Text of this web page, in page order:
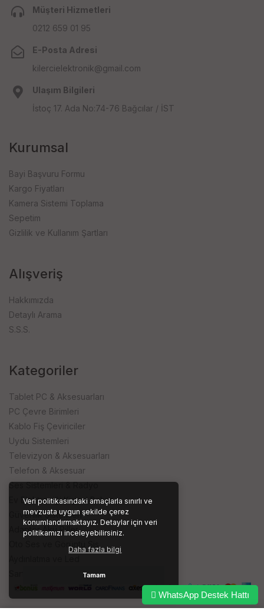
Veri politikasındaki amaçlarla sınırlı ve
mevzuata uygun şekilde çerez
konumlandırmaktayız. Detaylar için veri
politikamızı inceleyebilirsiniz.
Daha fazla bilgi
Tamam
Müşteri Hizmetleri
0212 659 01 95
E-Posta Adresi
kilercielektronik@gmail.com
Ulaşım Bilgileri
İstoç 17. Ada No:74-76 Bağcılar / İST
Kurumsal
Bayi Başvuru Formu
Kargo Fiyatları
Kamera Sistemi Toplama
Sepetim
Gizlilik ve Kullanım Şartları
Alışveriş
Hakkımızda
Detaylı Arama
S.S.S.
Kategoriler
Tablet PC & Aksesuarları
PC Çevre Birimleri
Kablo Fiş Çeviriciler
Uydu Sistemleri
Televizyon & Aksesuarları
Telefon & Aksesuar
Ses Sistemleri & Radyo
Ev Elektroniği Kişisel Bakım
Güvenlik Sistemleri
Adaptör Akü Piller
Sarf ve İşyeri Ürünleri
WhatsApp Destek Hattı